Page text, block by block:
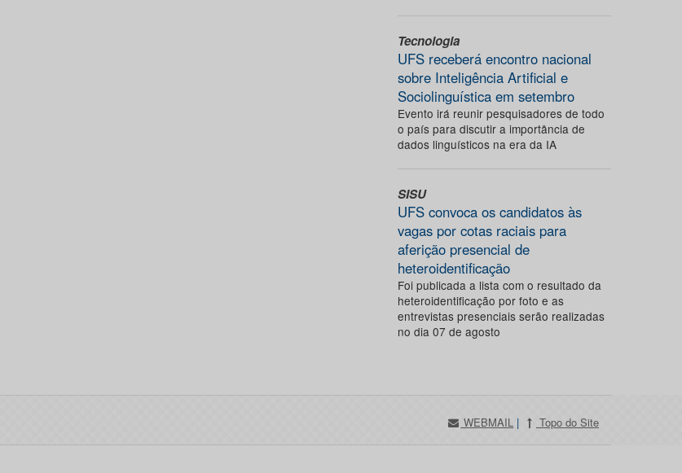
Tecnologia
UFS receberá encontro nacional
sobre Inteligência Artificial e
Sociolinguística em setembro
Evento irá reunir pesquisadores de todo
o país para discutir a importância de
dados linguísticos na era da IA
SISU
UFS convoca os candidatos às
vagas por cotas raciais para
aferição presencial de
heteroidentificação
Foi publicada a lista com o resultado da
heteroidentificação por foto e as
entrevistas presenciais serão realizadas
no dia 07 de agosto
WEBMAIL | Topo do Site